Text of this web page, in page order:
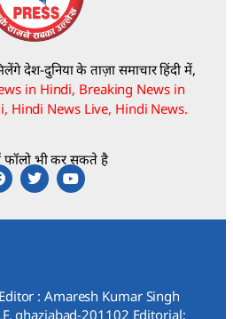
देश-दुनिया के ताज़ा समाचार हिंदी में,
in Hindi, Breaking News in
Hindi News Live, Hindi News.
भी कर सकते है
: Amaresh Kumar Singh
ghaziabad-201102 Editorial: